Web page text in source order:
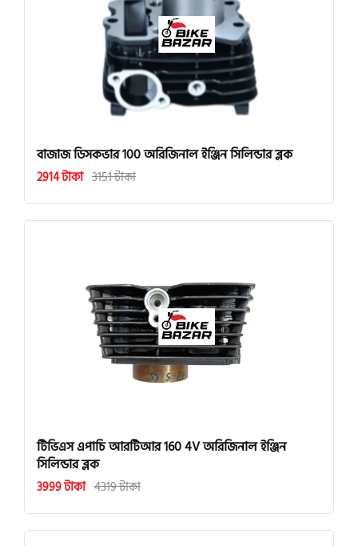
বাজাজ ডিসকভার 100 অরিজিনাল ইঞ্জিন সিলিন্ডার ব্লক
2914 টাকা 3151 টাকা
টিভিএস এপাচি আরটিআর 160 4V অরিজিনাল ইঞ্জিন
সিলিন্ডার ব্লক
3999 টাকা 4319 টাকা